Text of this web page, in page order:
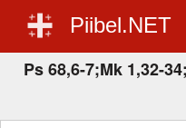
Piibel.NET
Ps 68,6-7;Mk 1,32-